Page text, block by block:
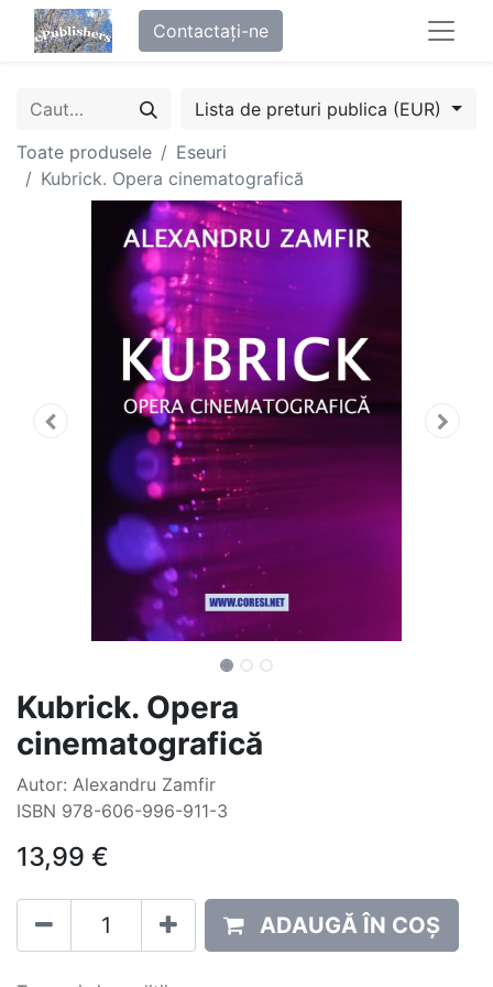
Contactați-ne
Lista de preturi publica (EUR)
Toate produsele
Eseuri
Kubrick. Opera cinematografică
Kubrick. Opera
cinematografică
Autor: Alexandru Zamfir
ISBN 978-606-996-911-3
13,99 €
ADAUGĂ ÎN COȘ